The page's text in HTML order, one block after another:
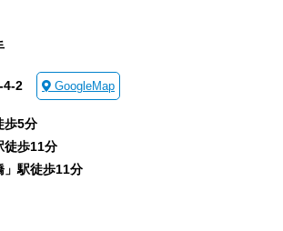
4-2 GoogleMap
歩5分
徒歩11分
」駅徒歩11分